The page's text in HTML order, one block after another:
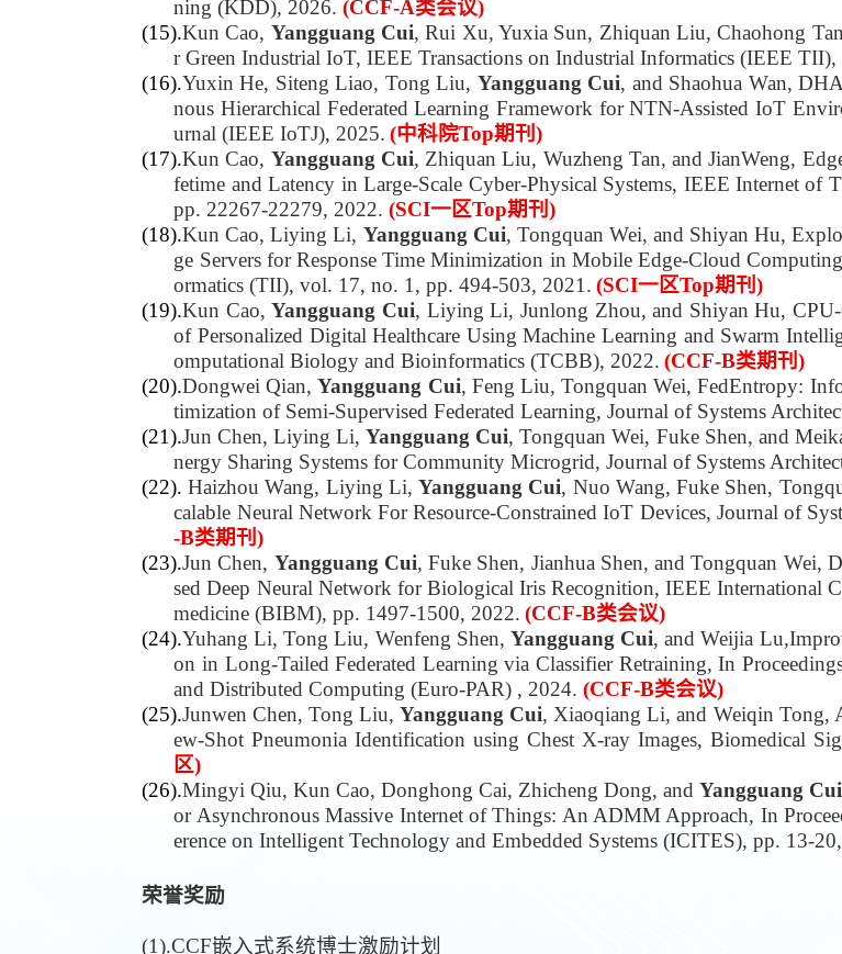
ning (KDD), 2026.(CCF-A类会议)
(15).Kun Cao, Yangguang Cui, Rui Xu, Yuxia Sun, Zhiquan Liu, Chaohong
r Green Industrial IoT, IEEE Transactions on Industrial Informatics (IEEE
(16).Yuxin He, Siteng Liao, Tong Liu, Yangguang Cui, and Shaohua Wan,
nous Hierarchical Federated Learning Framework for NTN-Assisted IoT
urnal (IEEE IoTJ), 2025. (中科院Top期刊)
(17).Kun Cao, Yangguang Cui, Zhiquan Liu, Wuzheng Tan, and JianWeng,
fetime and Latency in Large-Scale Cyber-Physical Systems, IEEE Internet
pp. 22267-22279, 2022.(SCI一区Top期刊)
(18).Kun Cao, Liying Li, Yangguang Cui, Tongquan Wei, and Shiyan Hu,
ge Servers for Response Time Minimization in Mobile Edge-Cloud
ormatics (TII), vol. 17, no. 1, pp. 494-503, 2021. (SCI一区Top期刊)
(19).Kun Cao,Yangguang Cui, Liying Li, Junlong Zhou, and Shiyan Hu,
of Personalized Digital Healthcare Using Machine Learning and Swarm
omputational Biology and Bioinformatics (TCBB), 2022. (CCF-B类期刊)
(20).Dongwei Qian,Yangguang Cui, Feng Liu, Tongquan Wei, FedEntropy:
timization of Semi-Supervised Federated Learning, Journal of Systems
(21).Jun Chen, Liying Li,Yangguang Cui, Tongquan Wei, Fuke Shen, and
nergy Sharing Systems for Community Microgrid, Journal of Systems
(22). Haizhou Wang, Liying Li,Yangguang Cui, Nuo Wang, Fuke Shen,
calable Neural Network For Resource-Constrained IoT Devices, Journal of
-B类期刊)
(23).Jun Chen, Yangguang Cui, Fuke Shen, Jianhua Shen, and Tongquan Wei,
sed Deep Neural Network for Biological Iris Recognition, IEEE International
medicine (BIBM), pp. 1497-1500, 2022. (CCF-B类会议)
(24).Yuhang Li, Tong Liu, Wenfeng Shen, Yangguang Cui, and Weijia
on in Long-Tailed Federated Learning via Classifier Retraining, In
and Distributed Computing (Euro-PAR) , 2024. (CCF-B类会议)
(25).Junwen Chen, Tong Liu,Yangguang Cui, Xiaoqiang Li, and Weiqin Tong,
ew-Shot Pneumonia Identification using Chest X-ray Images, Biomedical
区)
(26).Mingyi Qiu, Kun Cao, Donghong Cai, Zhicheng Dong, and Yangguang Cui
or Asynchronous Massive Internet of Things: An ADMM Approach, In
erence on Intelligent Technology and Embedded Systems (ICITES), pp. 13-
荣誉奖励
(1).CCF嵌入式系统博士激励计划